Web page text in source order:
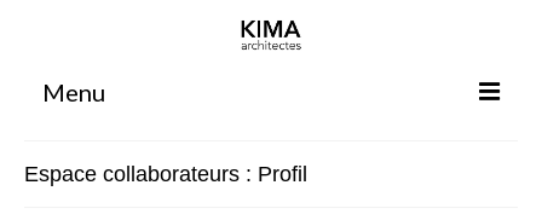
Menu
Espace collaborateurs : Profil